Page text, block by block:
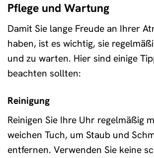
Pflege und Wartung
Damit Sie lange Freude an Ihrer
haben, ist es wichtig, sie
und zu warten. Hier sind einige
beachten sollten:
Reinigung
Reinigen Sie Ihre Uhr regelmäßig
weichen Tuch, um Staub und
entfernen. Verwenden Sie keine